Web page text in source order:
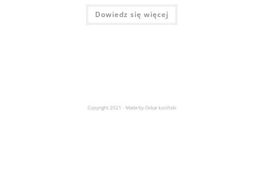
Dowiedz się więcej
Copyright 2021 - Made by Oskar Łoziński